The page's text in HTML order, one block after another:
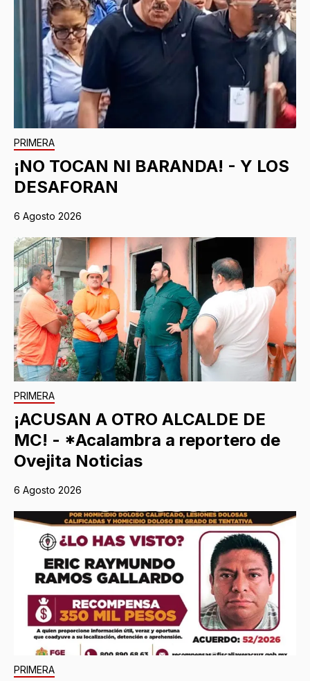
PRIMERA
¡NO TOCAN NI BARANDA! - Y LOS
DESAFORAN
6 Agosto 2026
PRIMERA
¡ACUSAN A OTRO ALCALDE DE
MC! - *Acalambra a reportero de
Ovejita Noticias
6 Agosto 2026
PRIMERA